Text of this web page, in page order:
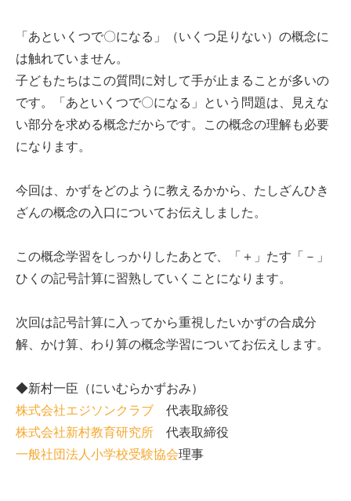
「あといくつで〇になる」（いくつ足りない）の概念に
は触れていません。
子どもたちはこの質問に対して手が止まることが多いの
です。「あといくつで〇になる」という問題は、見えな
い部分を求める概念だからです。この概念の理解も必要
になります。
今回は、かずをどのように教えるかから、たしざんひき
ざんの概念の入口についてお伝えしました。
この概念学習をしっかりしたあとで、「＋」たす「－」
ひくの記号計算に習熟していくことになります。
次回は記号計算に入ってから重視したいかずの合成分
解、かけ算、わり算の概念学習についてお伝えします。
◆新村一臣（にいむらかずおみ）
株式会社エジソンクラブ 代表取締役
株式会社新村教育研究所 代表取締役
一般社団法人小学校受験協会理事